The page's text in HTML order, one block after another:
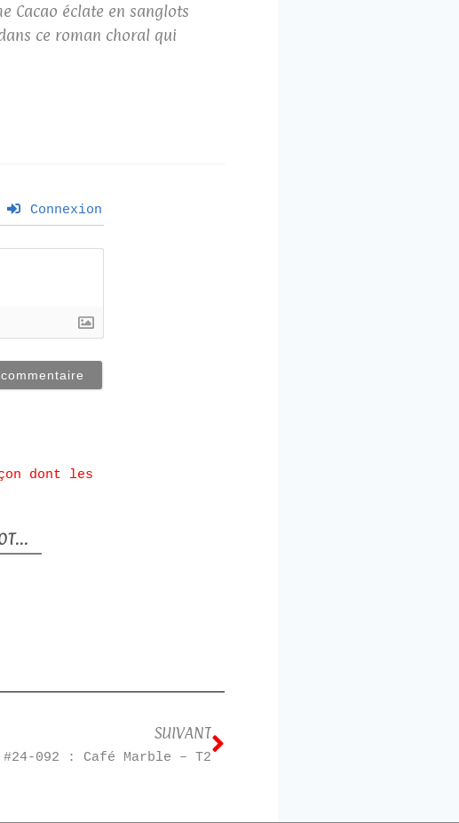
Cacao éclate en sanglots
ce roman choral qui
Connexion
dont les
SUIVANT
#24-092 : Café Marble – T2